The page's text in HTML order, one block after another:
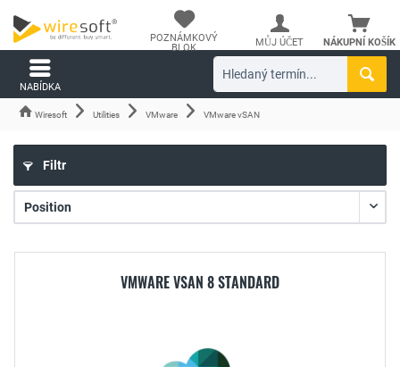
NÁKUPNÍ KOŠÍK
POZNÁMKOVÝ
BLOK
MŮJ ÚČET
NABÍDKA
Wiresoft Utilities VMware VMware vSAN
Filtr
VMWARE VSAN 8 STANDARD